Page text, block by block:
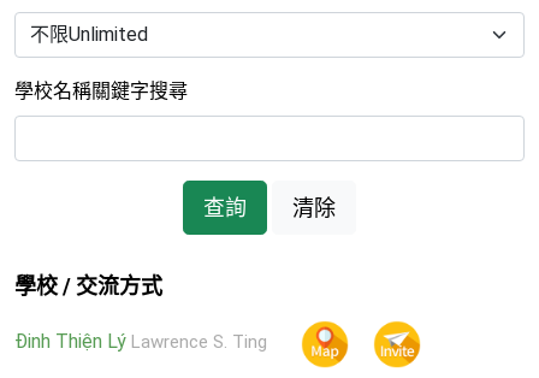
學校名稱關鍵字搜尋
查詢 清除
學校 / 交流方式
Đinh Thiện Lý Lawrence S. Ting